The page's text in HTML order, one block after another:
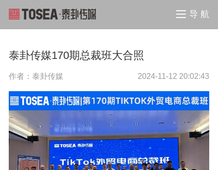
导 航
泰卦传媒170期总裁班大合照
作者：泰卦传媒 2024-11-12 20:02:43